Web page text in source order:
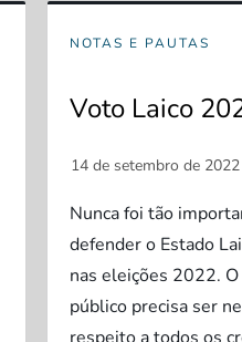
NOTAS E PAUTAS
Voto Laico
Nunca foi tão
defender o Estado
nas eleições 2022. O
público precisa ser